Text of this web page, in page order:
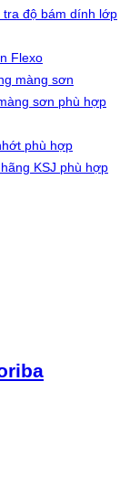
độ bám dính lớp
Flexo
màng sơn
sơn phù hợp
phù hợp
KSJ phù hợp